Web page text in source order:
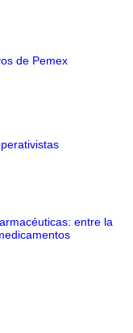
de Pemex
entre la